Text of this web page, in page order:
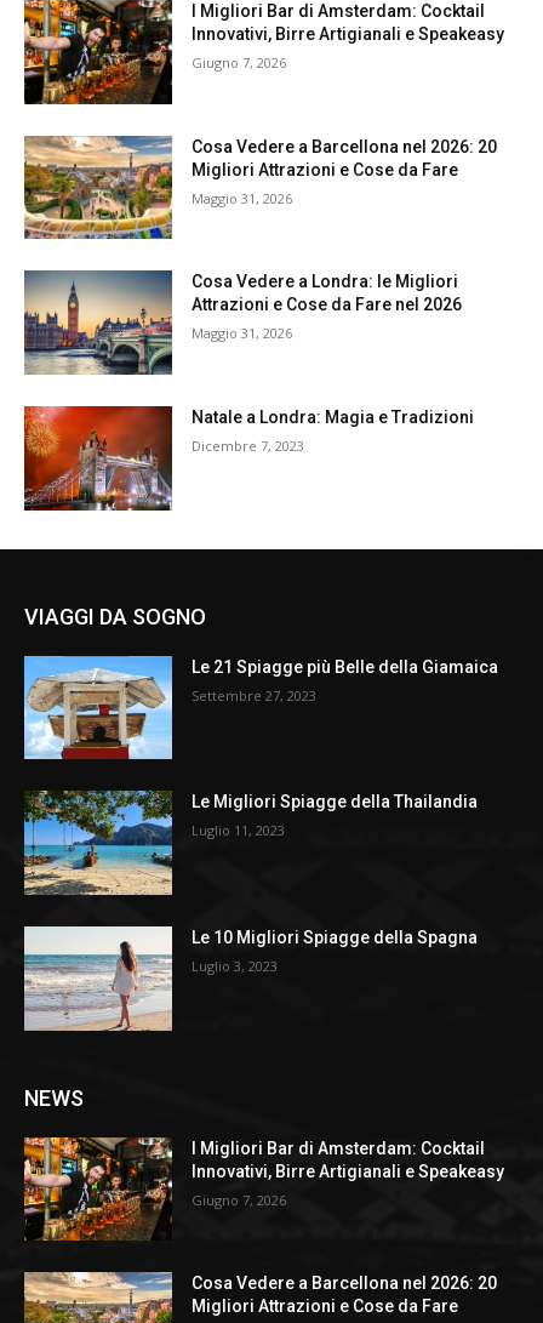
I Migliori Bar di Amsterdam: Cocktail
Innovativi, Birre Artigianali e Speakeasy
Giugno 7, 2026
Cosa Vedere a Barcellona nel 2026: 20
Migliori Attrazioni e Cose da Fare
Maggio 31, 2026
Cosa Vedere a Londra: le Migliori
Attrazioni e Cose da Fare nel 2026
Maggio 31, 2026
Natale a Londra: Magia e Tradizioni
Dicembre 7, 2023
VIAGGI DA SOGNO
Le 21 Spiagge più Belle della Giamaica
Settembre 27, 2023
Le Migliori Spiagge della Thailandia
Luglio 11, 2023
Le 10 Migliori Spiagge della Spagna
Luglio 3, 2023
NEWS
I Migliori Bar di Amsterdam: Cocktail
Innovativi, Birre Artigianali e Speakeasy
Giugno 7, 2026
Cosa Vedere a Barcellona nel 2026: 20
Migliori Attrazioni e Cose da Fare